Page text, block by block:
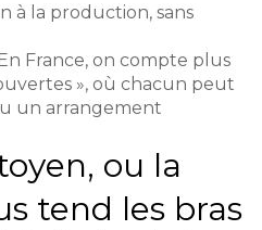
à la production, sans
France, on compte plus
», où chacun peut
un arrangement
ou la
tend les bras